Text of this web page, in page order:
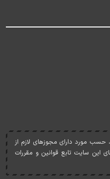
حسب مورد دارای مجوزهای لازم از
اين سايت تابع قوانين و مقررات